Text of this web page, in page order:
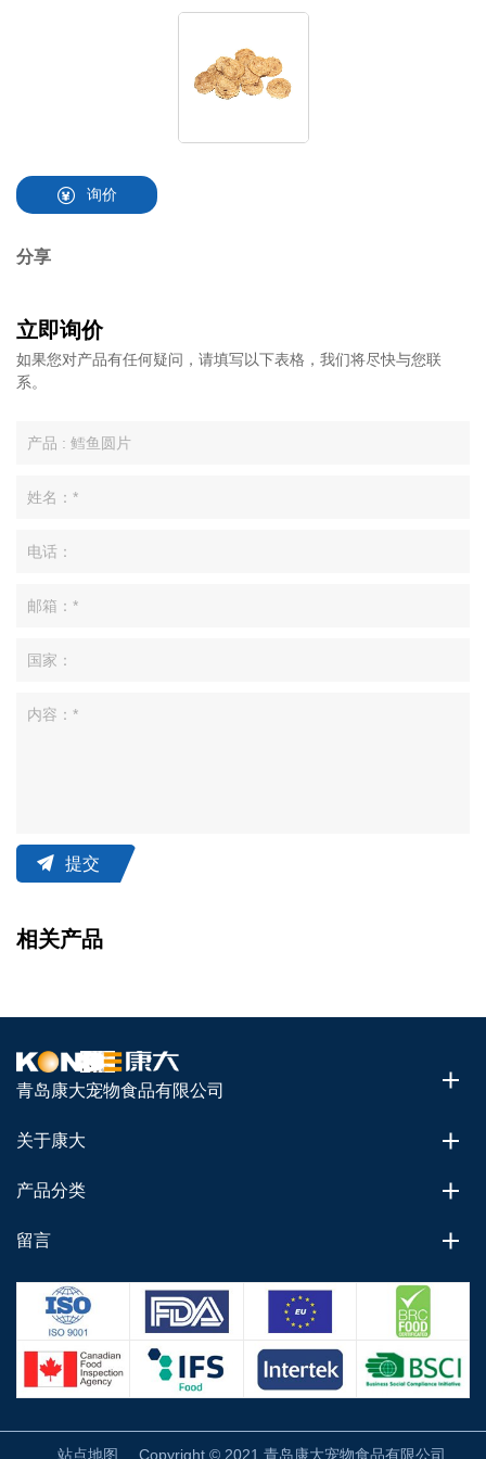
询价
分享
立即询价
如果您对产品有任何疑问，请填写以下表格，我们将尽快与您联
系。
提交
相关产品
青岛康大宠物食品有限公司
关于康大
产品分类
留言
站点地图 Copyright © 2021 青岛康大宠物食品有限公司